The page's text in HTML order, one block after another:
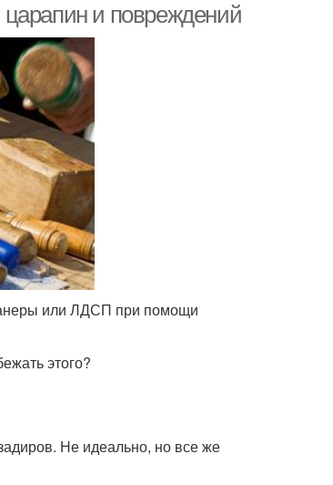
царапин и повреждений
или ЛДСП при помощи
этого?
Не идеально, но все же